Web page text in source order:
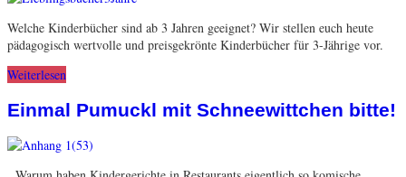
Welche Kinderbücher sind ab 3 Jahren geeignet? Wir stellen euch heute
pädagogisch wertvolle und preisgekrönte Kinderbücher für 3-Jährige vor.
Weiterlesen
Einmal Pumuckl mit Schneewittchen bitte!